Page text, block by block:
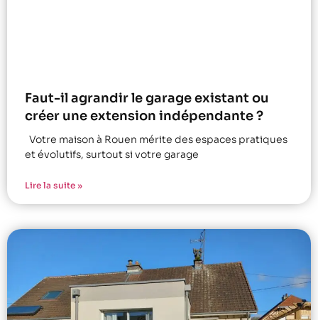
Faut-il agrandir le garage existant ou
créer une extension indépendante ?
Votre maison à Rouen mérite des espaces pratiques
et évolutifs, surtout si votre garage
Lire la suite »